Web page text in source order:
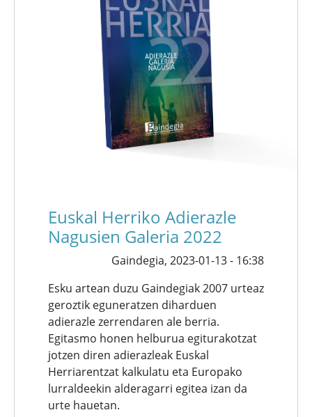
Euskal Herriko Adierazle
Nagusien Galeria 2022
Gaindegia, 2023-01-13 - 16:38
Esku artean duzu Gaindegiak 2007 urteaz
geroztik eguneratzen diharduen
adierazle zerrendaren ale berria.
Egitasmo honen helburua egiturakotzat
jotzen diren adierazleak Euskal
Herriarentzat kalkulatu eta Europako
lurraldeekin alderagarri egitea izan da
urte hauetan.